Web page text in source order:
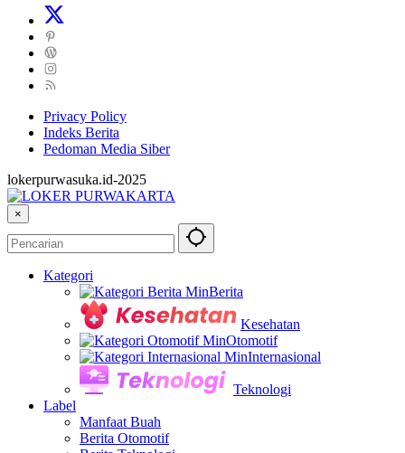
Privacy Policy
Indeks Berita
Pedoman Media Siber
lokerpurwasuka.id-2025
×
Kategori
Berita
Kesehatan
Otomotif
Internasional
Teknologi
Label
Manfaat Buah
Berita Otomotif